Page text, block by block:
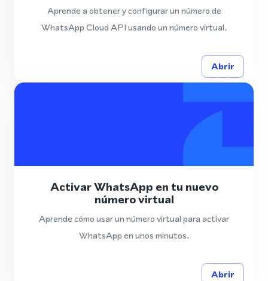
Aprende a obtener y configurar un número de
WhatsApp Cloud API usando un número virtual.
Abrir
Activar WhatsApp en tu nuevo
número virtual
Aprende cómo usar un número virtual para activar
WhatsApp en unos minutos.
Abrir